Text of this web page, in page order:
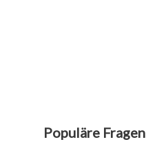
Populäre Fragen